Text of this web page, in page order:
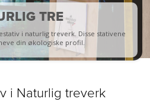
TRE
i naturlig treverk. Disse stativene
din økologiske profil.
i Naturlig treverk